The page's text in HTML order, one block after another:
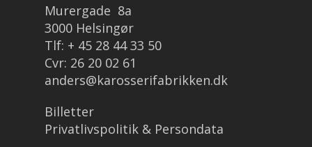
Murergade 8a
3000 Helsingør
Tlf: + 45 28 44 33 50
Cvr: 26 20 02 61
anders@karosserifabrikken.dk
Billetter
Privatlivspolitik & Persondata